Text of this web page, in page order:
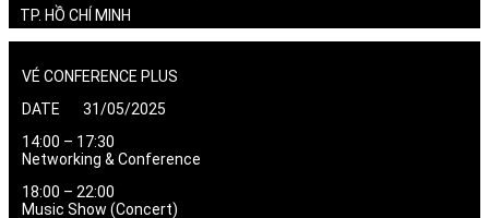
TP. HỒ CHÍ MINH
VÉ CONFERENCE PLUS
DATE 31/05/2025
14:00 – 17:30
Networking & Conference
18:00 – 22:00
Music Show (Concert)